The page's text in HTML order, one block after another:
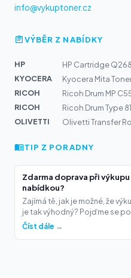
info@vykuptoner.cz
VÝBĚR Z NABÍDKY
HP
HP Cartridge
KYOCERA
RICOH
Ricoh Drum MP
RICOH
Ricoh Drum Type
OLIVETTI
Olivetti Transfer
TIP Z PORADNY
Zdarma doprava při
nabídkou?
Zajímá tě, jak je možné, že
je tak výhodný? Pojďme se
Číst dále →